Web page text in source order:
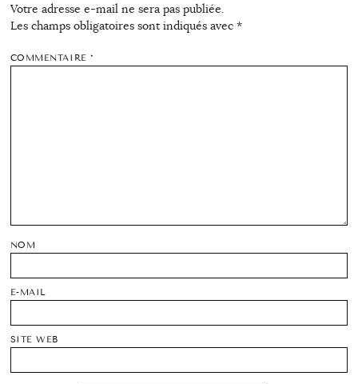
Votre adresse e-mail ne sera pas publiée.
Les champs obligatoires sont indiqués avec *
COMMENTAIRE*
NOM
E-MAIL
SITE WEB